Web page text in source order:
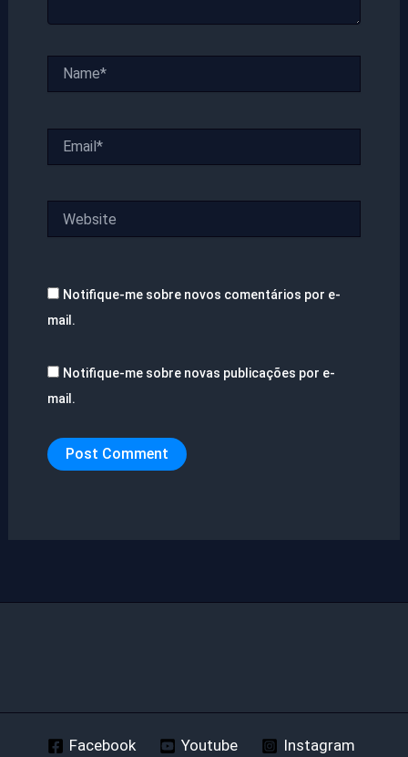
Notifique-me sobre novos comentários por e-
mail.
Notifique-me sobre novas publicações por e-
mail.
Facebook Youtube Instagram